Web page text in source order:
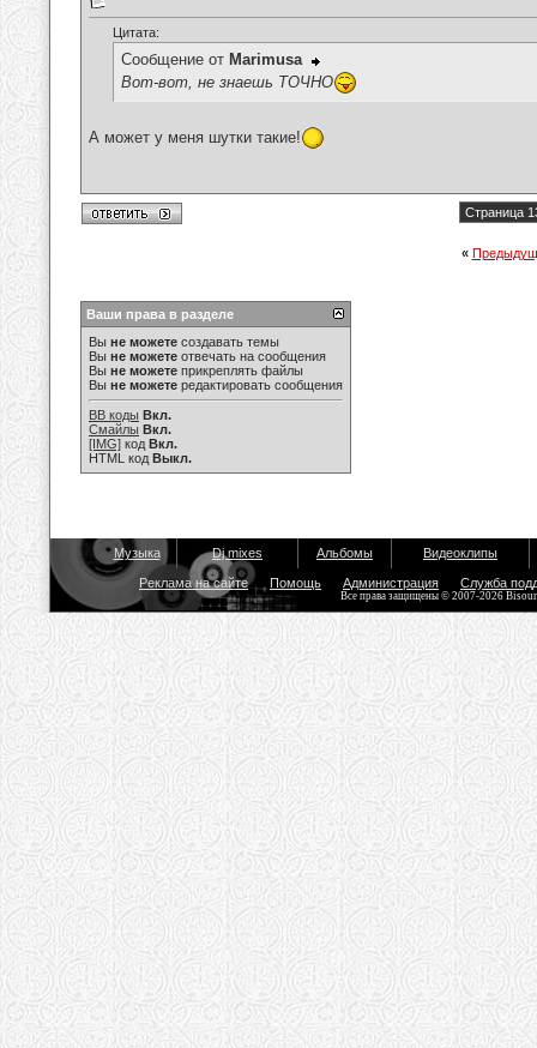
Цитата:
Сообщение от Marimusa
Вот-вот, не знаешь ТОЧНО
А может у меня шутки такие!
Страница
«
Ваши права в разделе
Вы не можете создавать темы
Вы не можете отвечать на сообщения
Вы не можете прикреплять файлы
Вы не можете редактировать сообщения
BB коды Вкл.
Смайлы Вкл.
[IMG] код Вкл.
HTML код Выкл.
Музыка Dj mixes Альбомы Видеоклипы
Реклама на сайте Помощь Администрация Служба
Все права защищены © 2007-2026